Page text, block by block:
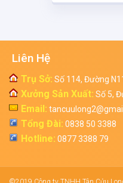
Liên Hệ
Trụ Sở: Số 114, Đường
Xưởng Sản Xuất: Số 5,
Email:
Tổng Đài: 0838 50 3388
Hotline: 0877 3388 79